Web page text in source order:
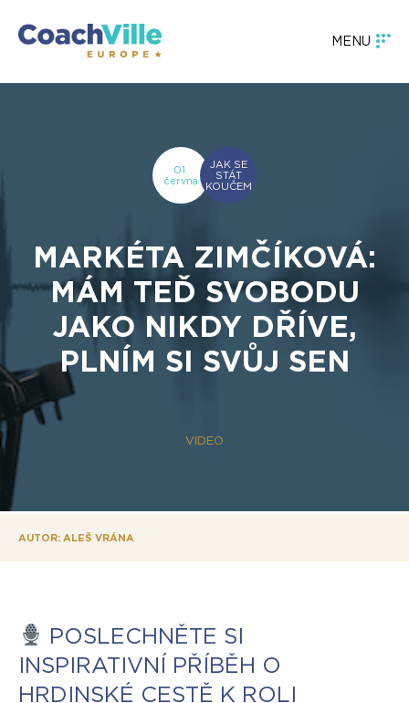
MENU
01.
června
JAK SE
STÁT
KOUČEM
MARKÉTA ZIMČÍKOVÁ:
MÁM TEĎ SVOBODU
JAKO NIKDY DŘÍVE,
PLNÍM SI SVŮJ SEN
VIDEO
AUTOR: ALEŠ VRÁNA
POSLECHNĚTE SI
INSPIRATIVNÍ PŘÍBĚH O
HRDINSKÉ CESTĚ K ROLI